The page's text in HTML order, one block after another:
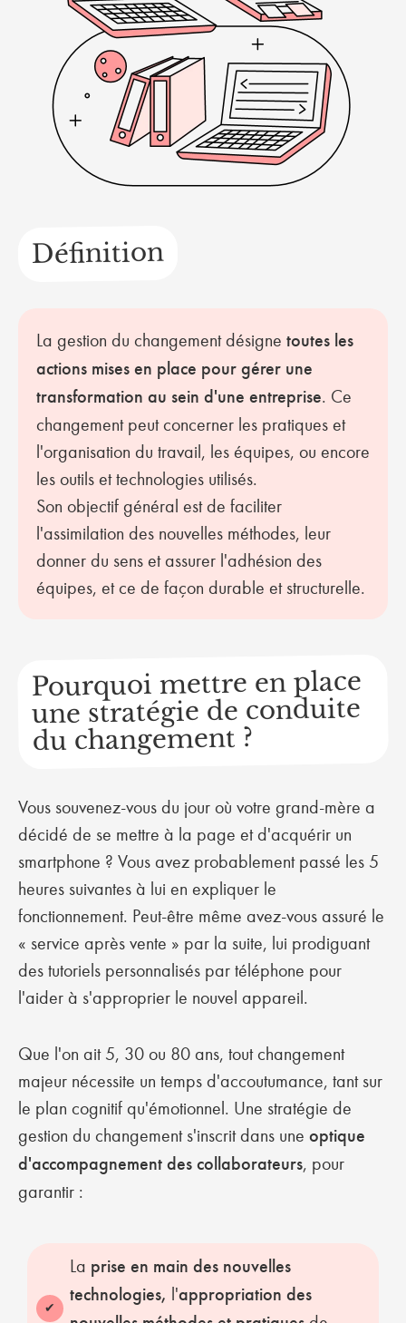
Définition
La gestion du changement désigne toutes les
actions mises en place pour gérer une
transformation au sein d'une entreprise. Ce
changement peut concerner les pratiques et
l'organisation du travail, les équipes, ou encore
les outils et technologies utilisés.
Son objectif général est de faciliter
l'assimilation des nouvelles méthodes, leur
donner du sens et assurer l'adhésion des
équipes, et ce de façon durable et structurelle.
Pourquoi mettre en place
une stratégie de conduite
du changement ?
Vous souvenez-vous du jour où votre grand-mère a
décidé de se mettre à la page et d'acquérir un
smartphone ? Vous avez probablement passé les 5
heures suivantes à lui en expliquer le
fonctionnement. Peut-être même avez-vous assuré le
« service après vente » par la suite, lui prodiguant
des tutoriels personnalisés par téléphone pour
l'aider à s'approprier le nouvel appareil.
Que l'on ait 5, 30 ou 80 ans, tout changement
majeur nécessite un temps d'accoutumance, tant sur
le plan cognitif qu'émotionnel. Une stratégie de
gestion du changement s'inscrit dans une optique
d'accompagnement des collaborateurs, pour
garantir :
La prise en main des nouvelles
technologies, l'appropriation des